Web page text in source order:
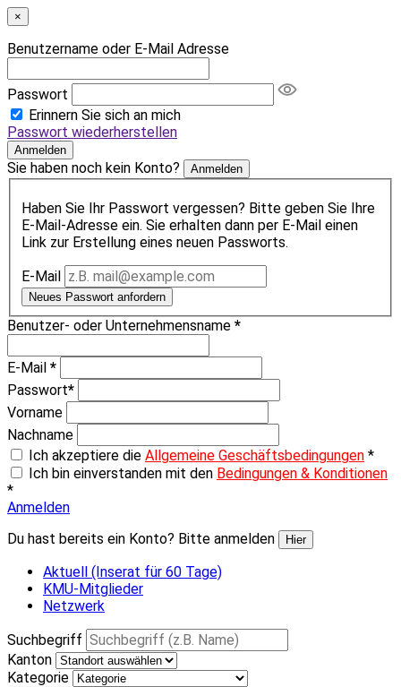
×
Benutzername oder E-Mail Adresse
Passwort
Erinnern Sie sich an mich
Passwort wiederherstellen
Anmelden
Sie haben noch kein Konto? Anmelden
Haben Sie Ihr Passwort vergessen? Bitte geben Sie Ihre
E-Mail-Adresse ein. Sie erhalten dann per E-Mail einen
Link zur Erstellung eines neuen Passworts.
E-Mail
Neues Passwort anfordern
Benutzer- oder Unternehmensname *
E-Mail *
Passwort*
Vorname
Nachname
Ich akzeptiere die Allgemeine Geschäftsbedingungen *
Ich bin einverstanden mit den Bedingungen & Konditionen
*
Anmelden
Du hast bereits ein Konto? Bitte anmelden
Hier
Aktuell (Inserat für 60 Tage)
KMU-Mitglieder
Netzwerk
Suchbegriff
Kanton
Kategorie